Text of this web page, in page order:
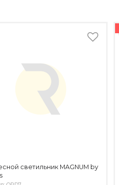
светильник MAGNUM by